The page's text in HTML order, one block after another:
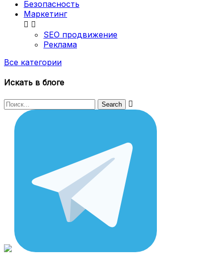
Безопасность
Маркетинг
 
SEO продвижение
Реклама
Все категории
Искать в блоге
